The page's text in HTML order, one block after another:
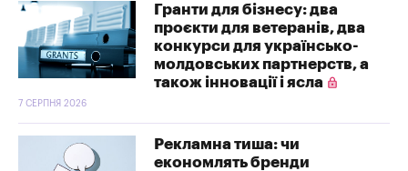
Гранти для бізнесу: два
проєкти для ветеранів, два
конкурси для українсько-
молдовських партнерств, а
також інновації і ясла
7 СЕРПНЯ 2026
Рекламна тиша: чи
економлять бренди